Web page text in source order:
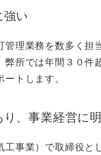
い
理業務を数多く担
弊所では年間３０件
トします。
、事業経営に
事業）で取締役と